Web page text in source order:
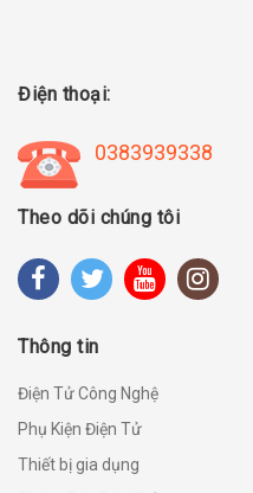
Điện thoại:
0383939338
Theo dõi chúng tôi
Thông tin
Điện Tử Công Nghệ
Phụ Kiện Điện Tử
Thiết bị gia dụng